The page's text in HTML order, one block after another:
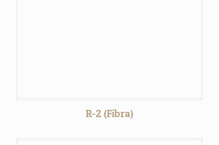
R-2 (Fibra)